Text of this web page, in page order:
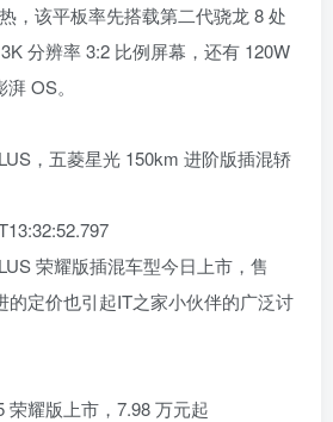
，该平板率先搭载第二代骁龙 8 处
分辨率 3:2 比例屏幕，还有 120W
OS。
，五菱星光 150km 进阶版插混轿
荣耀版插混车型今日上市，售
的定价也引起IT之家小伙伴的广泛讨
荣耀版上市，7.98 万元起